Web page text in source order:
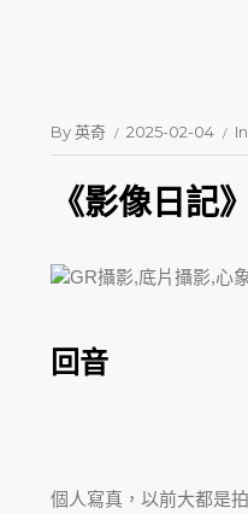
By英奇 2025-02-04 In
《影像日記
回音
個人寫真，以前大都是